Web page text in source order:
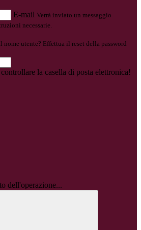
E-mail Verrà inviato un messaggio
necessarie.
nome utente? Effettua il reset della password
la casella di posta elettronica!
dell'operazione...